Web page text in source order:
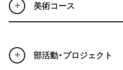
美術コース
部活動・プロジェクト